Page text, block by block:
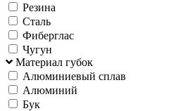
Резина
Сталь
Фиберглас
Чугун
Материал губок
Алюминиевый сплав
Алюминий
Бук